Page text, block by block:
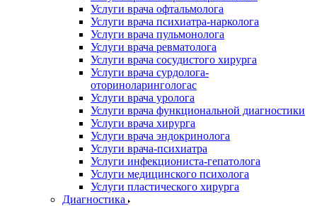
Услуги врача офтальмолога
Услуги врача психиатра-нарколога
Услуги врача пульмонолога
Услуги врача ревматолога
Услуги врача сосудистого хирурга
Услуги врача сурдолога-
оториноларингологас
Услуги врача уролога
Услуги врача функциональной диагностики
Услуги врача хирурга
Услуги врача эндокринолога
Услуги врача-психиатра
Услуги инфекциониста-гепатолога
Услуги медицинского психолога
Услуги пластического хирурга
Диагностика